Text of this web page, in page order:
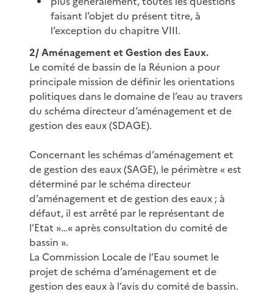
faisant l’objet du présent titre, à
l’exception du chapitre VIII.
2/ Aménagement et Gestion des Eaux.
Le comité de bassin de la Réunion a pour
principale mission de définir les orientations
politiques dans le domaine de l’eau au travers
du schéma directeur d’aménagement et de
gestion des eaux (SDAGE).
Concernant les schémas d’aménagement et
de gestion des eaux (SAGE), le périmètre « est
déterminé par le schéma directeur
d’aménagement et de gestion des eaux ; à
défaut, il est arrêté par le représentant de
l’Etat »…« après consultation du comité de
bassin ».
La Commission Locale de l’Eau soumet le
projet de schéma d’aménagement et de
gestion des eaux à l’avis du comité de bassin.